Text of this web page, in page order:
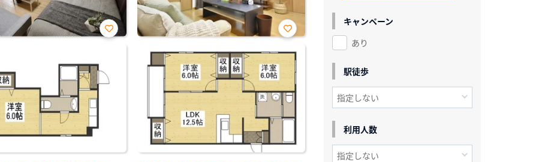
お気
録
お気
に入
り登
録
キャンペーン
あり
駅徒歩
利用人数